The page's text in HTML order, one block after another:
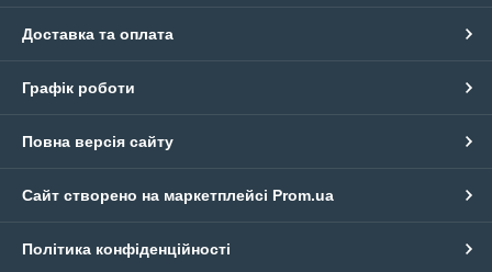
Доставка та оплата
Графік роботи
Повна версія сайту
Сайт створено на маркетплейсі Prom.ua
Політика конфіденційності